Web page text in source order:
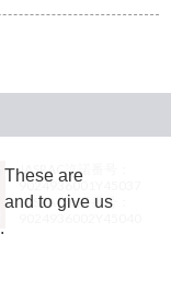
JASRAC許諾番号：
9024936001Y45037
JASRAC許諾番号：
These are
to give us